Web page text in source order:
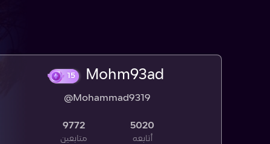
Mohm93ad
@Mohammad9319
5020
أتابعه
9772
متابعين